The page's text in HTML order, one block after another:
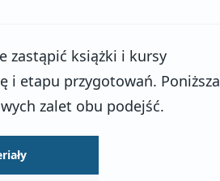
zastąpić książki i kursy
i etapu przygotowań. Poniższa
zalet obu podejść.